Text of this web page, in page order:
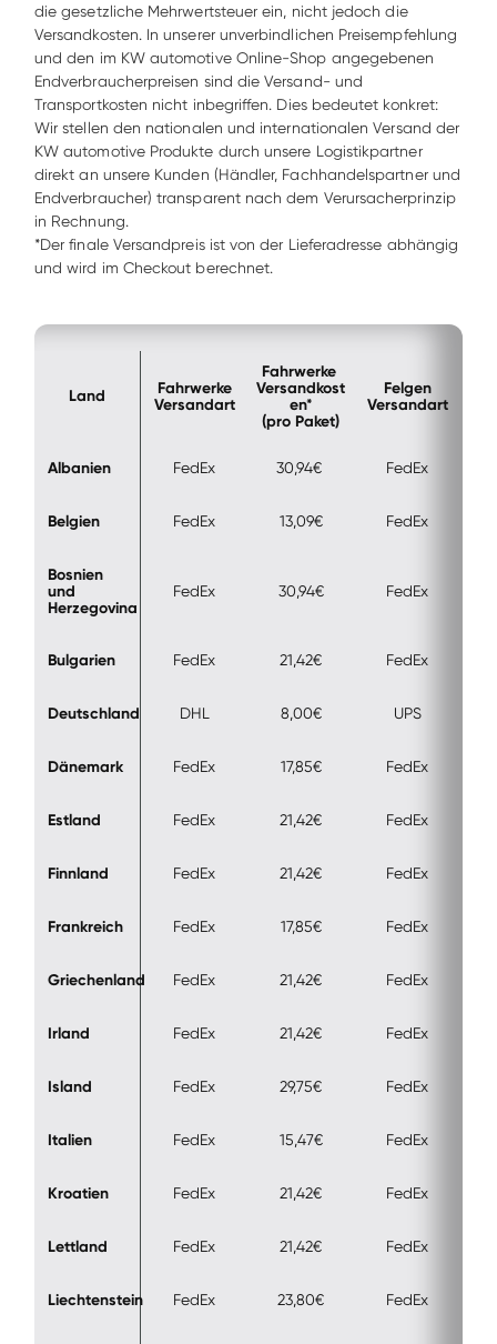
die gesetzliche Mehrwertsteuer ein, nicht jedoch die
Versandkosten. In unserer unverbindlichen Preisempfehlung
und den im KW automotive Online-Shop angegebenen
Endverbraucherpreisen sind die Versand- und
Transportkosten nicht inbegriffen. Dies bedeutet konkret:
Wir stellen den nationalen und internationalen Versand der
KW automotive Produkte durch unsere Logistikpartner
direkt an unsere Kunden (Händler, Fachhandelspartner und
Endverbraucher) transparent nach dem Verursacherprinzip
in Rechnung.
*Der finale Versandpreis ist von der Lieferadresse abhängig
und wird im Checkout berechnet.
Land
Fahrwerke
Versandart
Fahrwerke
Versandkost
en*
(pro Paket)
Felgen
Versandart
Albanien FedEx 30,94€ FedEx
Belgien FedEx 13,09€ FedEx
Bosnien
und
Herzegovina
FedEx 30,94€ FedEx
Bulgarien FedEx 21,42€ FedEx
Deutschland DHL 8,00€ UPS
Dänemark FedEx 17,85€ FedEx
Estland FedEx 21,42€ FedEx
Finnland FedEx 21,42€ FedEx
Frankreich FedEx 17,85€ FedEx
Griechenland FedEx 21,42€ FedEx
Irland FedEx 21,42€ FedEx
Island FedEx 29,75€ FedEx
Italien FedEx 15,47€ FedEx
Kroatien FedEx 21,42€ FedEx
Lettland FedEx 21,42€ FedEx
Liechtenstein FedEx 23,80€ FedEx